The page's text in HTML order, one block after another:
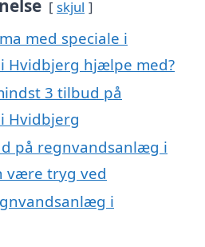
skjul
med speciale i
Hvidbjerg hjælpe med?
3 tilbud på
Hvidbjerg
på regnvandsanlæg i
være tryg ved
i